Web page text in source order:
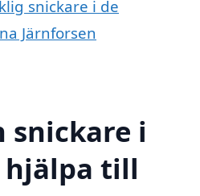
snickare i de
Järnforsen
snickare i
hjälpa till